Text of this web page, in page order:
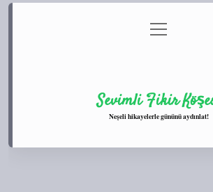
Gizlilik Politikası
menüyü
aç
Sevimli Fikir
Neşeli hikayelerle gününü aydınlat!